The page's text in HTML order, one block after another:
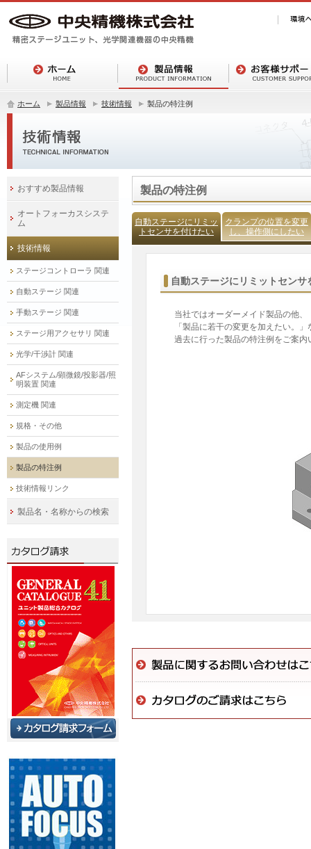
ホーム 製品情報 技術情報 製品の特注例
製品の特注例
自動ステージにリミッ
トセンサを付けたい
クランプの位置を変更
し、操作側にしたい
自動ステージにリミットセンサ
当社ではオーダーメイド製品の他
「製品に若干の変更を加えたい。
過去に行った製品の特注例をご案内
おすすめ製品情報
オートフォーカスシステ
ム
技術情報
ステージコントローラ 関連
自動ステージ 関連
手動ステージ 関連
ステージ用アクセサリ 関連
光学/干渉計 関連
AFシステム/顕微鏡/投影器/照
明装置 関連
測定機 関連
規格・その他
製品の使用例
製品の特注例
技術情報リンク
製品名・名称からの検索